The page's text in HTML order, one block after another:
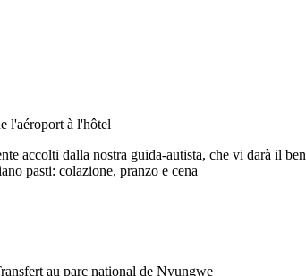
accolti dalla nostra guida-autista, che vi darà il
pasti: colazione, pranzo e cena